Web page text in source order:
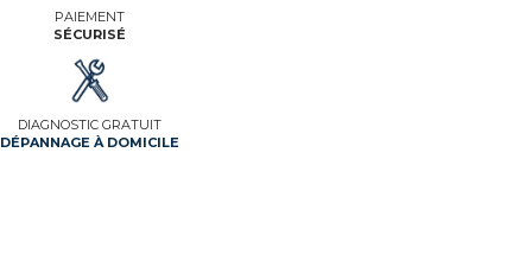
PAIEMENT
SÉCURISÉ
DIAGNOSTIC GRATUIT
DÉPANNAGE À DOMICILE